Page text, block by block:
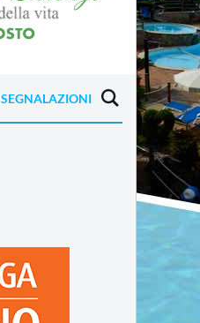
SEGNALAZIONI